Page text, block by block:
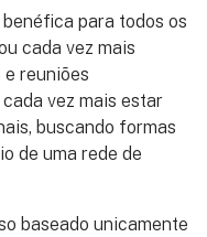
para todos os
cada vez mais
reuniões
vez mais estar
buscando formas
de uma rede de
baseado unicamente